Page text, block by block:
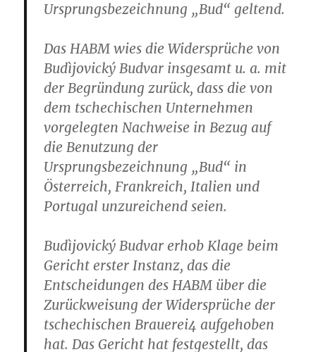
Ursprungsbezeichnung „Bud“ geltend.
Das HABM wies die Widersprüche von
Budìjovický Budvar insgesamt u. a. mit
der Begründung zurück, dass die von
dem tschechischen Unternehmen
vorgelegten Nachweise in Bezug auf
die Benutzung der
Ursprungsbezeichnung „Bud“ in
Österreich, Frankreich, Italien und
Portugal unzureichend seien.
Budìjovický Budvar erhob Klage beim
Gericht erster Instanz, das die
Entscheidungen des HABM über die
Zurückweisung der Widersprüche der
tschechischen Brauerei4 aufgehoben
hat. Das Gericht hat festgestellt, das